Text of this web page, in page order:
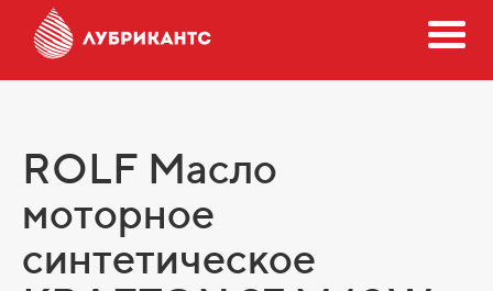
ROLF Масло
моторное
синтетическое